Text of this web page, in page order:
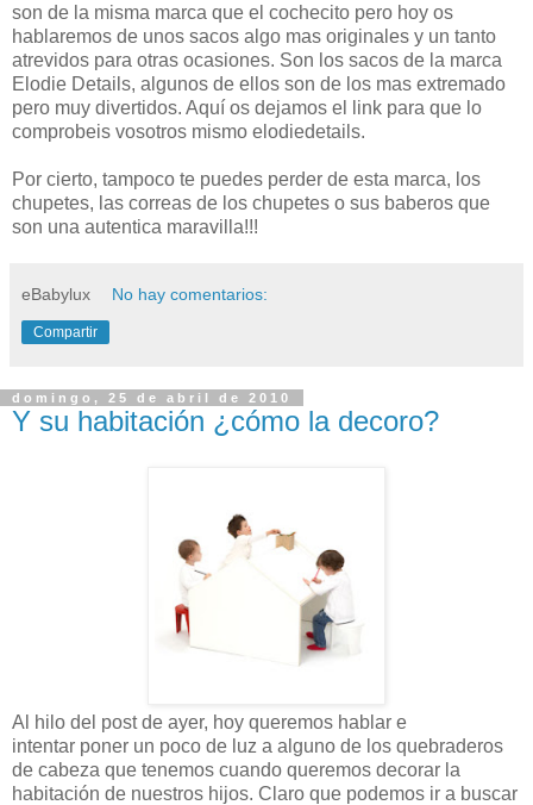
son de la misma marca que el cochecito pero hoy os
hablaremos de unos sacos algo mas originales y un tanto
atrevidos para otras ocasiones. Son los sacos de la marca
Elodie Details, algunos de ellos son de los mas extremado
pero muy divertidos. Aquí os dejamos el link para que lo
comprobeis vosotros mismo elodiedetails.
Por cierto, tampoco te puedes perder de esta marca, los
chupetes, las correas de los chupetes o sus baberos que
son una autentica maravilla!!!
eBabylux No hay comentarios:
Compartir
domingo, 25 de abril de 2010
Y su habitación ¿cómo la decoro?
Al hilo del post de ayer, hoy queremos hablar e
intentar poner un poco de luz a alguno de los quebraderos
de cabeza que tenemos cuando queremos decorar la
habitación de nuestros hijos. Claro que podemos ir a buscar